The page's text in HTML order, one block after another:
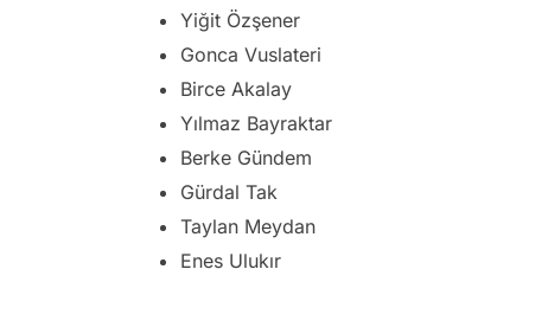
Yiğit Özşener
Gonca Vuslateri
Birce Akalay
Yılmaz Bayraktar
Berke Gündem
Gürdal Tak
Taylan Meydan
Enes Ulukır